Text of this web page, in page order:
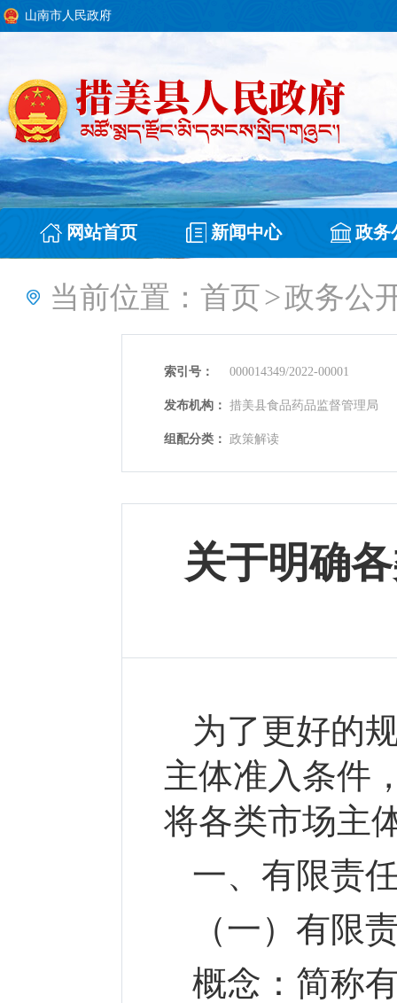
山南市人民政府
网站首页 新闻中心 政务
当前位置： 首页>政务公
索引号： 000014349/2022-00001
发布机构： 措美县食品药品监督管理局
组配分类： 政策解读
关于明确
为了更好的
主体准入条件
将各类市场主
一、 有限责
（一）有限
概念： 简称